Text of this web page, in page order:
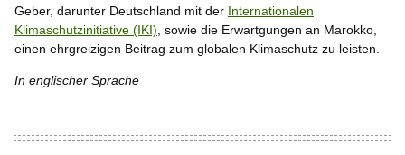
Geber, darunter Deutschland mit der Internationalen
Klimaschutzinitiative (IKI) , sowie die Erwartgungen an Marokko,
einen ehrgreizigen Beitrag zum globalen Klimaschutz zu leisten.
In englischer Sprache